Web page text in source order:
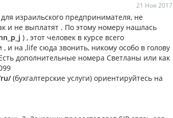
21 Ноя 2017
израильского предпринимателя, не
и не выплатят . По этому номеру нашлась
) , этот человек в курсе всего
и на ,life сюда звонить, никому особо в голову
дополнительные номера Светланы или как
(бухгалтерские услуги) ориентируйтесь на